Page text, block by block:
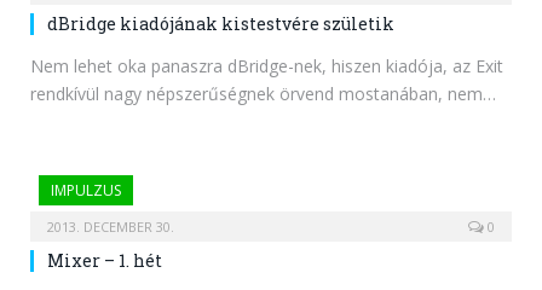
dBridge kiadójának kistestvére születik
Nem lehet oka panaszra dBridge-nek, hiszen kiadója, az Exit
rendkívül nagy népszerűségnek örvend mostanában, nem…
IMPULZUS
2013. DECEMBER 30. 0
Mixer – 1. hét